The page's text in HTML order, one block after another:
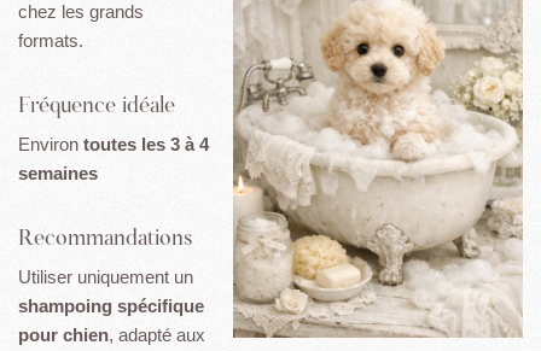
chez les grands
formats.
Fréquence idéale
Environ toutes les 3 à 4
semaines
Recommandations
Utiliser uniquement un
shampoing spécifique
pour chien, adapté aux